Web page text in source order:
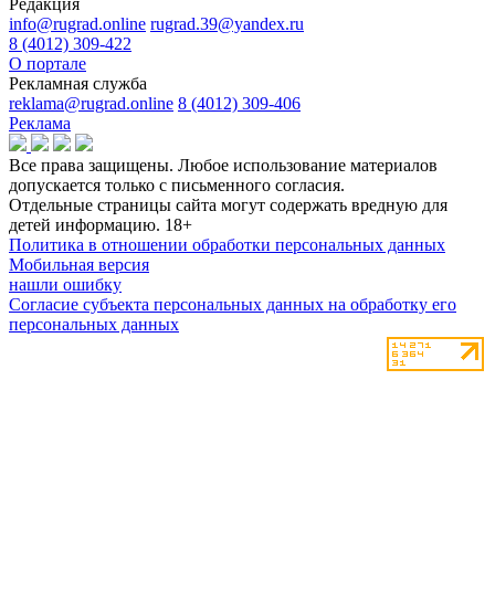
Редакция
info@rugrad.online rugrad.39@yandex.ru
8 (4012) 309-422
О портале
Рекламная служба
reklama@rugrad.online 8 (4012) 309-406
Реклама
Все права защищены. Любое использование материалов
допускается только с письменного согласия.
Отдельные страницы сайта могут содержать вредную для
детей информацию. 18+
Политика в отношении обработки персональных данных
Мобильная версия
нашли ошибку
Согласие субъекта персональных данных на обработку его
персональных данных